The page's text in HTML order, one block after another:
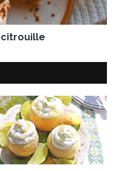
citrouille